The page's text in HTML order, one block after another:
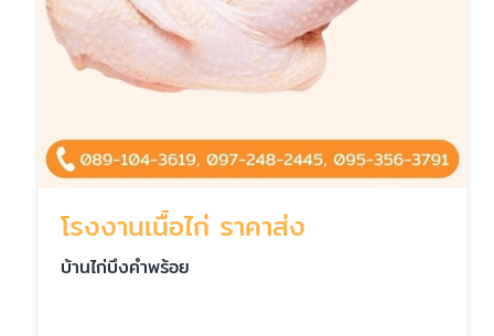
โรงงานเนื้อไก่ ราคาส่ง
บ้านไก่บึงคำพร้อย